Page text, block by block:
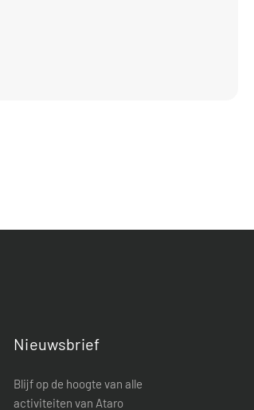
Nieuwsbrief
Blijf op de hoogte van alle
activiteiten van Ataro